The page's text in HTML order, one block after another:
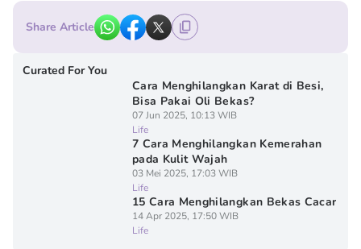
Share Article
Curated For You
Cara Menghilangkan Karat di Besi,
Bisa Pakai Oli Bekas?
07 Jun 2025, 10:13 WIB
Life
7 Cara Menghilangkan Kemerahan
pada Kulit Wajah
03 Mei 2025, 17:03 WIB
Life
15 Cara Menghilangkan Bekas Cacar
14 Apr 2025, 17:50 WIB
Life